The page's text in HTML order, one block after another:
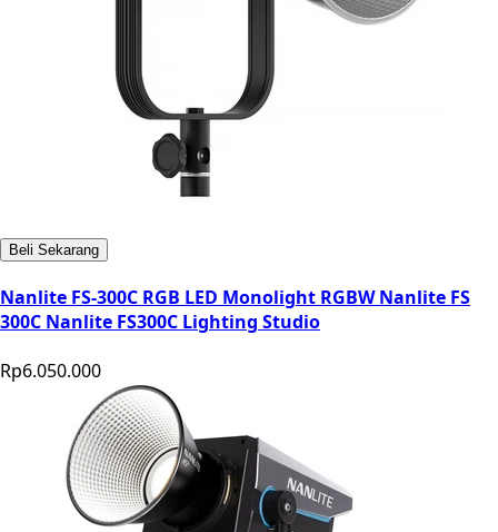
Beli Sekarang
Nanlite FS-300C RGB LED Monolight RGBW Nanlite FS
300C Nanlite FS300C Lighting Studio
Rp6.050.000